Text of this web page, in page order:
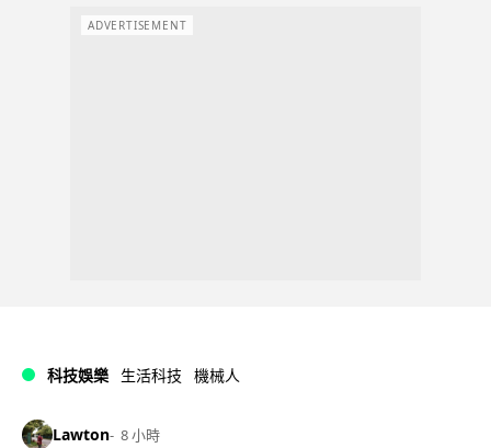
ADVERTISEMENT
科技娛樂 生活科技 機械人
Lawton 8 小時